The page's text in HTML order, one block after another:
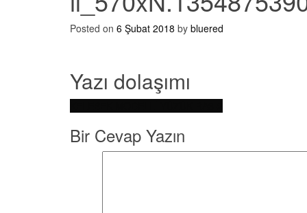
Posted on 6 Şubat 2018 by bluered
Yazı dolaşımı
Bir Cevap Yazın